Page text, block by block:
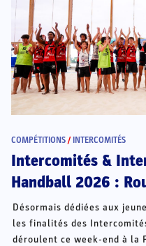
COMPÉTITIONS / INTERCOMITÉS
Intercomités &
Handball 2026 :
Désormais dédiées aux
les finalités des
déroulent ce week-end à la